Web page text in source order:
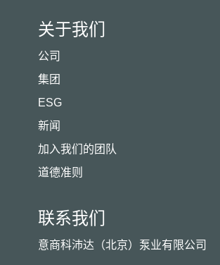
关于我们
公司
集团
ESG
新闻
加入我们的团队
道德准则
联系我们
意商科沛达（北京）泵业有限公司